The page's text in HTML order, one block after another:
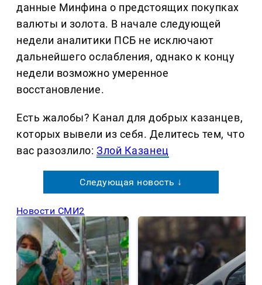
данные Минфина о предстоящих покупках
валюты и золота. В начале следующей
недели аналитики ПСБ не исключают
дальнейшего ослабления, однако к концу
недели возможно умеренное
восстановление.
Есть жалобы? Канал для добрых казанцев,
которых вывели из себя. Делитеcь тем, что
вас разозлило:Злой Казанец
Следующая новость ↓
Новости СМИ2